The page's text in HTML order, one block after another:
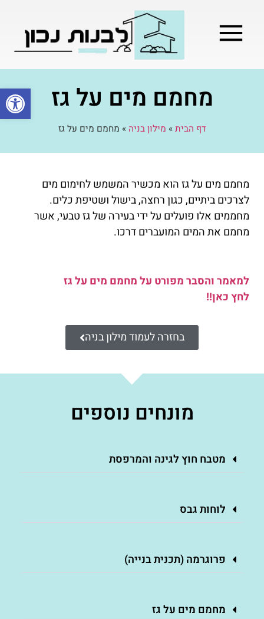
פתח מחמם מים על גז
דף הבית» מילון בניה » מחמם מים על גז
מחמם מים על גז הוא מכשיר המשמש לחימום מים
לצרכים ביתיים, כגון רחצה, בישול ושטיפת כלים.
מחממים אלו פועלים על ידי בעירה של גז טבעי, אשר
מחמם את המים המועברים דרכו.
למאמר והסבר מפורט על מחמם מים על גז
לחץ כאן!!
בחזרה לעמוד מילון בניה
מונחים נוספים
מטבח חוץ לגינה והמרפסת
לוחות גבס
פרוגרמה (תכנית בנייה)
מחמם מים על גז